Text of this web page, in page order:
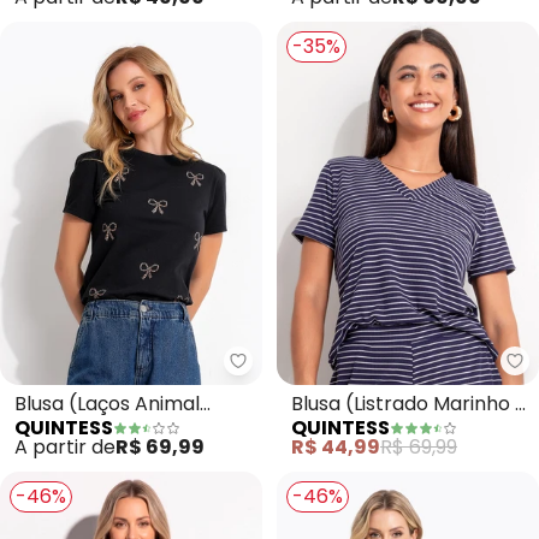
Quintess - Blusa (Laços
Blusa (Laços Animal
Print) em Malha de
Algodão
QUINTESS
A partir deR$ 69,99
-35%
Blusa (Listrado Marinho e
Branco) em Canelado
QUINTESS
R$ 44,99R$ 69,99
-46%
-46%